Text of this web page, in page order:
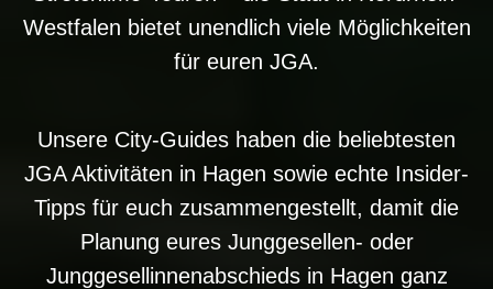
Westfalen bietet unendlich viele Möglichkeiten
für euren JGA.
Unsere City-Guides haben die beliebtesten
JGA Aktivitäten in Hagen sowie echte Insider-
Tipps für euch zusammengestellt, damit die
Planung eures Junggesellen- oder
Junggesellinnenabschieds in Hagen ganz